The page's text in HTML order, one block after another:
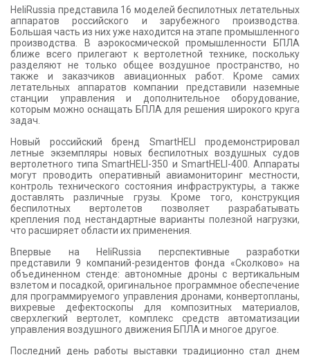
HeliRussia представила 16 моделей беспилотных летательных
аппаратов российского и зарубежного производства.
Большая часть из них уже находится на этапе промышленного
производства. В аэрокосмической промышленности БПЛА
ближе всего прилегают к вертолетной технике, поскольку
разделяют не только общее воздушное пространство, но
также и заказчиков авиационных работ. Кроме самих
летательных аппаратов компании представили наземные
станции управления и дополнительное оборудование,
которым можно оснащать БПЛА для решения широкого круга
задач.
Новый российский бренд SmartHELI продемонстрировал
летные экземпляры новых беспилотных воздушных судов
вертолетного типа SmartHELI-350 и SmartHELI-400. Аппараты
могут проводить оперативный авиамониторинг местности,
контроль технического состояния инфраструктуры, а также
доставлять различные грузы. Кроме того, конструкция
беспилотных вертолетов позволяет разрабатывать
крепления под нестандартные варианты полезной нагрузки,
что расширяет области их применения.
Впервые на HeliRussia перспективные разработки
представили 9 компаний-резидентов фонда «Сколково» на
объединенном стенде: автономные дроны с вертикальным
взлетом и посадкой, оригинальное программное обеспечение
для программируемого управления дронами, конвертопланы,
вихревые дефектоскопы для композитных материалов,
сверхлегкий вертолет, комплекс средств автоматизации
управления воздушного движения БПЛА и многое другое.
Последний день работы выставки традиционно стал днем